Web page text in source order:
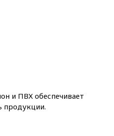
и ПВХ обеспечивает
продукции.